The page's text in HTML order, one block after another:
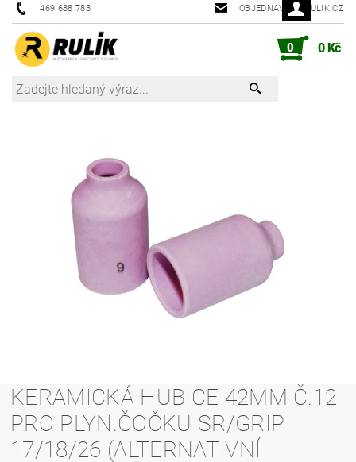
469 688 783 OBJEDNAVKY@RULIK.CZ
0 0 Kč
KERAMICKÁ HUBICE 42MM Č.12
PRO PLYN.ČOČKU SR/GRIP
17/18/26 (ALTERNATIVNÍ